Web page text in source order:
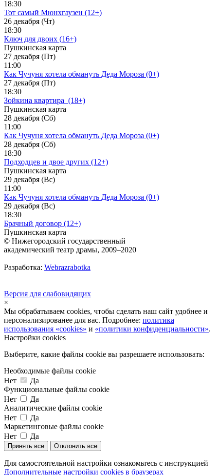
18:30
Тот самый Мюнхгаузен (12+)
26 декабря (Чт)
18:30
Ключ для двоих (16+)
Пушкинская карта
27 декабря (Пт)
11:00
Как Чучуня хотела обмануть Деда Мороза (0+)
27 декабря (Пт)
18:30
Зойкина квартира_(18+)
Пушкинская карта
28 декабря (Сб)
11:00
Как Чучуня хотела обмануть Деда Мороза (0+)
28 декабря (Сб)
18:30
Подходцев и двое других (12+)
Пушкинская карта
29 декабря (Вс)
11:00
Как Чучуня хотела обмануть Деда Мороза (0+)
29 декабря (Вс)
18:30
Брачный договор (12+)
Пушкинская карта
© Нижегородский государственный
академический театр драмы, 2009–2020
Разработка: Webrazrabotka
Версия для слабовидящих
×
Мы обрабатываем cookies, чтобы сделать наш сайт удобнее и
персонализированее для вас. Подробнее: политика
использования «cookies» и «политики конфиденциальности».
Настройки cookies
Выберите, какие файлы cookie вы разрешаете использовать:
Необходимые файлы cookie
Нет
Да
Функциональные файлы cookie
Нет
Да
Аналитические файлы cookie
Нет
Да
Маркетинговые файлы cookie
Нет
Да
Принять все Отклонить все
Для самостоятельной настройки ознакомьтесь с инструкцией
Дополнительные настройки cookies в браузерах